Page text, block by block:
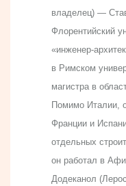
владелец) —
Флорентийский
«инженер-
в Римском
магистра в
Помимо Италии,
Франции и
отдельных
он работал в
Додеканол